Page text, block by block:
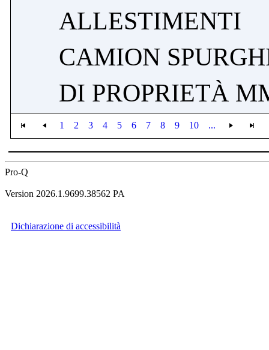
1 2 3 4 5 6 7 8 9 10 ...
ALLESTIMENTI
CAMION
DI PROPRIETÀ
Pro-Q
Version 2026.1.9699.38562 PA
Dichiarazione di accessibilità